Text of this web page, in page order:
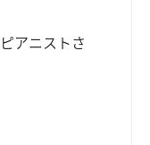
アニストさ